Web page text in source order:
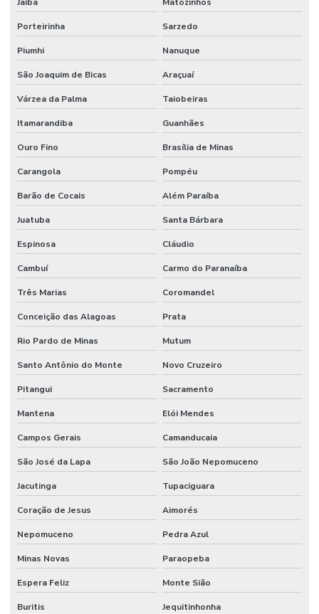
Porteirinha Sarzedo
Piumhi Nanuque
São Joaquim de Bicas Araçuaí
Várzea da Palma Taiobeiras
Itamarandiba Guanhães
Ouro Fino Brasília de Minas
Carangola Pompéu
Barão de Cocais Além Paraíba
Juatuba Santa Bárbara
Espinosa Cláudio
Cambuí Carmo do Paranaíba
Três Marias Coromandel
Conceição das Alagoas Prata
Rio Pardo de Minas Mutum
Santo Antônio do Monte Novo Cruzeiro
Pitangui Sacramento
Mantena Elói Mendes
Campos Gerais Camanducaia
São José da Lapa São João Nepomuceno
Jacutinga Tupaciguara
Coração de Jesus Aimorés
Nepomuceno Pedra Azul
Minas Novas Paraopeba
Espera Feliz Monte Sião
Buritis Jequitinhonha